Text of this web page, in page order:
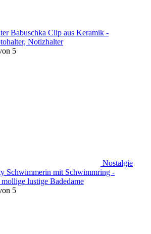
Babuschka Clip aus Keramik -
Notizhalter
5
Nostalgie
Schwimmerin mit Schwimmring -
lustige Badedame
5